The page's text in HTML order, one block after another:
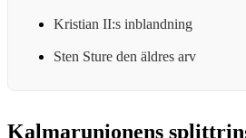
Kristian II:s inblandning
Sten Sture den äldres arv
Kalmarunionens